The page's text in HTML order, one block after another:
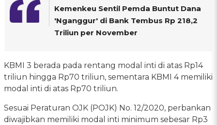
Kemenkeu Sentil Pemda Buntut Dana
'Nganggur' di Bank Tembus Rp 218,2
Triliun per November
KBMI 3 berada pada rentang modal inti di atas Rp14
triliun hingga Rp70 triliun, sementara KBMI 4 memiliki
modal inti di atas Rp70 triliun.
Sesuai Peraturan OJK (POJK) No. 12/2020, perbankan
diwajibkan memiliki modal inti minimum sebesar Rp3